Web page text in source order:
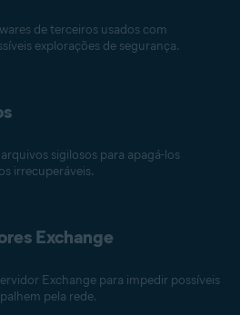
de terceiros usados com
explorações de segurança.
sigilosos para apagá-los
irrecuperáveis.
Exchange
Exchange para impedir possíveis
pela rede.